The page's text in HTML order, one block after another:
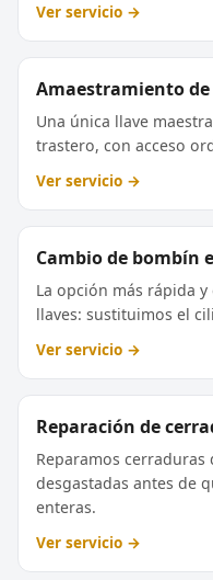
Ver servicio →
Amaestramiento de
Una única llave
trastero, con acceso
Ver servicio →
Cambio de bombín
La opción más rápida
llaves: sustituimos el
Ver servicio →
Reparación de
Reparamos cerraduras
desgastadas antes de
enteras.
Ver servicio →